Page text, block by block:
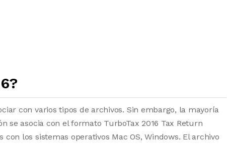
con varios tipos de archivos. Sin embargo, la mayoría
se asocia con el formato TurboTax 2016 Tax Return
los sistemas operativos Mac OS, Windows. El archivo